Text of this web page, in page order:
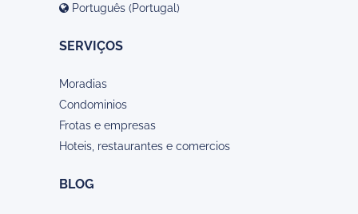
Português (Portugal)
SERVIÇOS
Moradias
Condominios
Frotas e empresas
Hoteis, restaurantes e comercios
BLOG